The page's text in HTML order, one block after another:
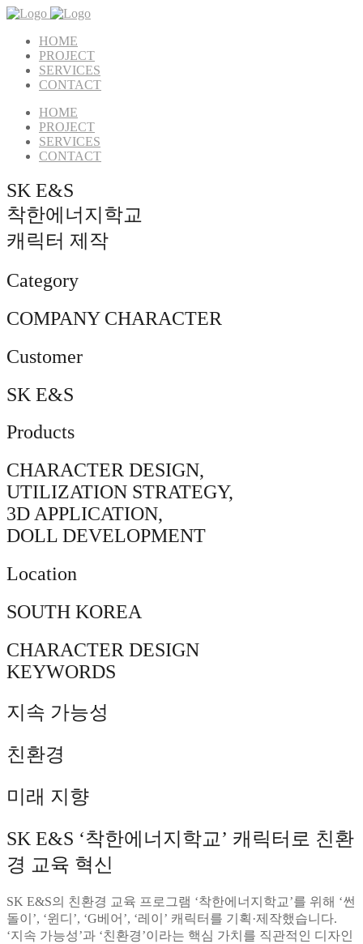
HOME
PROJECT
SERVICES
CONTACT
HOME
PROJECT
SERVICES
CONTACT
SK E&S
착한에너지학교
캐릭터 제작
Category
COMPANY CHARACTER
Customer
SK E&S
Products
CHARACTER DESIGN,
UTILIZATION STRATEGY,
3D APPLICATION,
DOLL DEVELOPMENT
Location
SOUTH KOREA
CHARACTER DESIGN
KEYWORDS
지속 가능성
친환경
미래 지향
SK E&S ‘착한에너지학교’ 캐릭터로 친환
경 교육 혁신
SK E&S의 친환경 교육 프로그램 ‘착한에너지학교’를 위해 ‘썬
돌이’, ‘윈디’, ‘G베어’, ‘레이’ 캐릭터를 기획·제작했습니다.
‘지속 가능성’과 ‘친환경’이라는 핵심 가치를 직관적인 디자인